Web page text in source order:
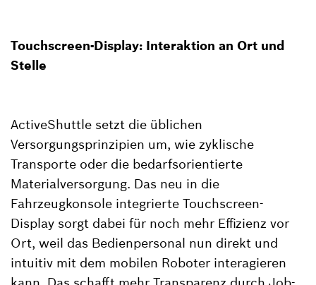
Touchscreen-Display: Interaktion an Ort und
Stelle
ActiveShuttle setzt die üblichen
Versorgungsprinzipien um, wie zyklische
Transporte oder die bedarfsorientierte
Materialversorgung. Das neu in die
Fahrzeugkonsole integrierte Touchscreen-
Display sorgt dabei für noch mehr Effizienz vor
Ort, weil das Bedienpersonal nun direkt und
intuitiv mit dem mobilen Roboter interagieren